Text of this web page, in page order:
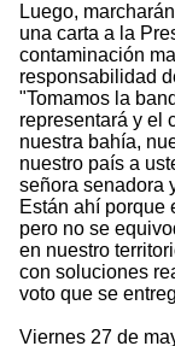
Luego,
una carta a la
contaminación
responsabilidad
"Tomamos la
representará y el
nuestra bahía,
nuestro país a
señora senadora
Están ahí porque
pero no se
en nuestro
con soluciones
voto que se
Viernes 27 de